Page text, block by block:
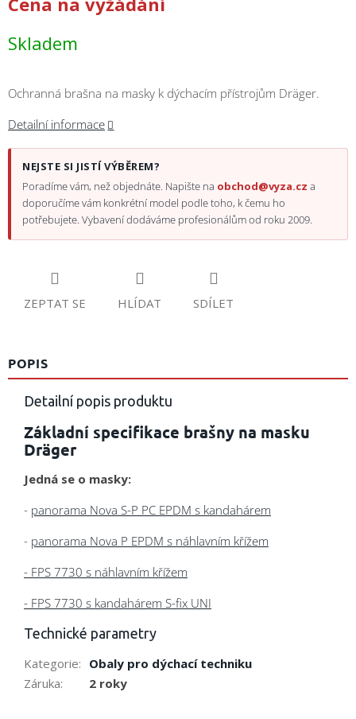
Přihlášení
Skladem
Ochranná brašna na masky k dýchacím přístrojům Dräger.
Detailní informace
NEJSTE SI JISTÍ VÝBĚREM?
Poradíme vám, než objednáte. Napište na obchod@vyza.cz a
doporučíme vám konkrétní model podle toho, k čemu ho
potřebujete. Vybavení dodáváme profesionálům od roku 2009.
ZEPTAT SE HLÍDAT SDÍLET
POPIS
Detailní popis produktu
Základní specifikace brašny na masku
Dräger
Jedná se o masky:
- panorama Nova S-P PC EPDM s kandahárem
- panorama Nova P EPDM s náhlavním křížem
- FPS 7730 s náhlavním křížem
- FPS 7730 s kandahárem S-fix UNI
Technické parametry
Kategorie: Obaly pro dýchací techniku
Záruka: 2 roky